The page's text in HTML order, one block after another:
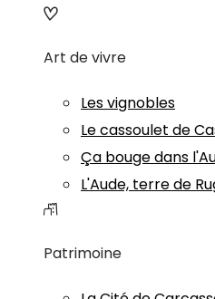
Art de vivre
Les vignobles
Le cassoulet de
Ça bouge dans
L'Aude, terre de
Patrimoine